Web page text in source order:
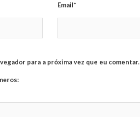
Email*
para a próxima vez que eu comentar.